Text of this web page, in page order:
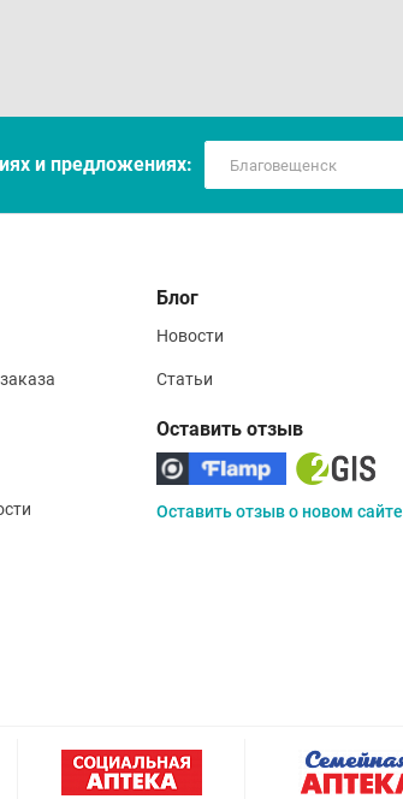
и предложениях:
Блог
Новости
Статьи
Оставить отзыв
Оставить отзыв о новом сайте